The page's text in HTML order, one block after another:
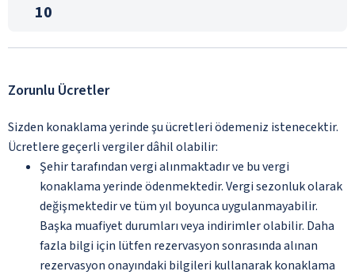
10
Zorunlu Ücretler
Sizden konaklama yerinde şu ücretleri ödemeniz istenecektir.
Ücretlere geçerli vergiler dâhil olabilir:
Şehir tarafından vergi alınmaktadır ve bu vergi
konaklama yerinde ödenmektedir. Vergi sezonluk olarak
değişmektedir ve tüm yıl boyunca uygulanmayabilir.
Başka muafiyet durumları veya indirimler olabilir. Daha
fazla bilgi için lütfen rezervasyon sonrasında alınan
rezervasyon onayındaki bilgileri kullanarak konaklama